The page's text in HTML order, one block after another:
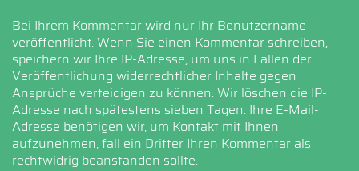
Bei Ihrem Kommentar wird nur Ihr Benutzername
veröffentlicht. Wenn Sie einen Kommentar schreiben,
speichern wir Ihre IP-Adresse, um uns in Fällen der
Veröffentlichung widerrechtlicher Inhalte gegen
Ansprüche verteidigen zu können. Wir löschen die IP-
Adresse nach spätestens sieben Tagen. Ihre E-Mail-
Adresse benötigen wir, um Kontakt mit Ihnen
aufzunehmen, fall ein Dritter Ihren Kommentar als
rechtwidrig beanstanden sollte.